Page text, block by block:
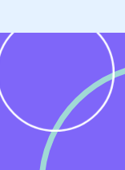
en lijkt het je
mee te